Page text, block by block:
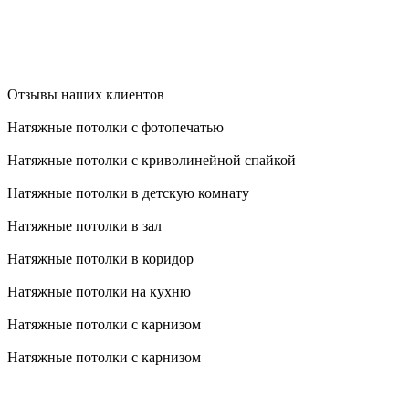
Отзывы наших клиентов
Натяжные потолки с фотопечатью
Натяжные потолки с криволинейной спайкой
Натяжные потолки в детскую комнату
Натяжные потолки в зал
Натяжные потолки в коридор
Натяжные потолки на кухню
Натяжные потолки с карнизом
Натяжные потолки с карнизом